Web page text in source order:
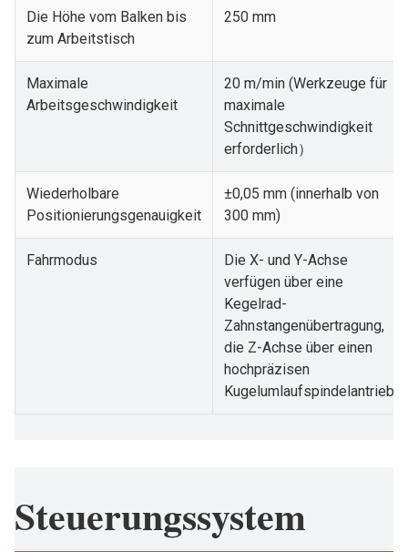
Die Höhe vom Balken bis
zum Arbeitstisch
250 mm
Maximale
Arbeitsgeschwindigkeit
20 m/min (Werkzeuge für
maximale
Schnittgeschwindigkeit
erforderlich）
Wiederholbare
Positionierungsgenauigkeit
±0,05 mm (innerhalb von
300 mm)
Fahrmodus
Die X- und Y-Achse
verfügen über eine
Kegelrad-
Zahnstangenübertragung,
die Z-Achse über einen
hochpräzisen
Kugelumlaufspindelantrieb.
Steuerungssystem